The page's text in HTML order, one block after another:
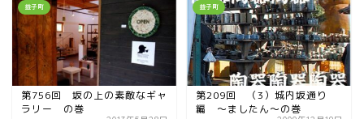
益子町
第756回 坂の上の素敵なギャ
ラリー の巻
益子町
第209回 （3）城内坂通り
編 ～ましたん～の巻